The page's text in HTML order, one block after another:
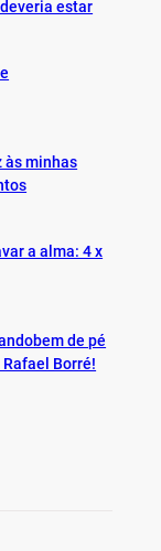
estar
às minhas
a alma: 4 x
de pé
Borré!